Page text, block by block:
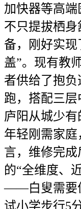
加快器等高
不只提拔栖
备，刚好实
盖”。现有教
者供给了抱
跑，搭配三
庐阳从城少
年轻刚需家庭
言，维修完
的“全维度、
——白叟需要
试小学步行5